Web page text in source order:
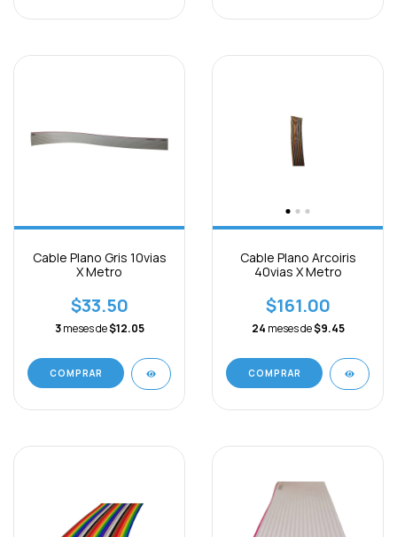
Cable Plano Gris 10vias
X Metro
$33.50
3 meses de$12.05
Cable Plano Arcoiris
40vias X Metro
$161.00
24 meses de$9.45